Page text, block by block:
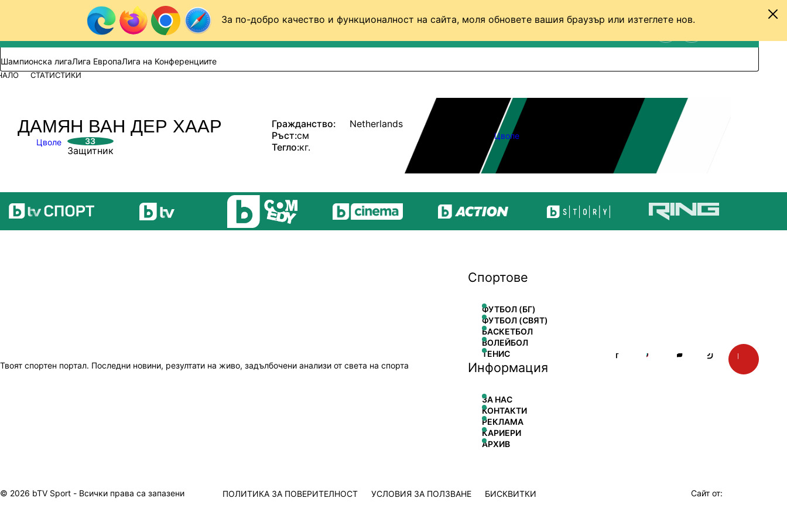
За по-добро качество и функционалност на сайта, моля обновете вашия браузър или изтеглете нов.
Към съдържанието
Търси в сайта
ВИДЕО ФУТБОЛ (БГ)
Шампионска лигаЛига ЕвропаЛига на Конференциите
СТАТИСТИКИ
ДАМЯН ВАН ДЕР ХААР
Цволе 33
Защитник
Гражданство:
Netherlands
Ръст:см
Тегло:кг.
Цволе
Твоят спортен портал. Последни новини, резултати на живо, задълбочени анализи от света на спорта
Спортове
ФУТБОЛ (БГ)
ФУТБОЛ (СВЯТ)
БАСКЕТБОЛ
ВОЛЕЙБОЛ
ТЕНИС
Информация
ЗА НАС
КОНТАКТИ
РЕКЛАМА
КАРИЕРИ
АРХИВ
© 2026 bTV Sport - Всички права са запазени ПОЛИТИКА ЗА ПОВЕРИТЕЛНОСТ УСЛОВИЯ ЗА ПОЛЗВАНЕ БИСКВИТКИ Сайт от: